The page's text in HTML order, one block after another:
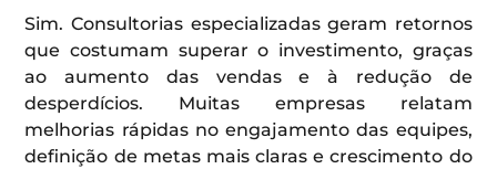
Sim. Consultorias especializadas geram retornos
que costumam superar o investimento, graças
ao aumento das vendas e à redução de
desperdícios. Muitas empresas relatam
melhorias rápidas no engajamento das equipes,
definição de metas mais claras e crescimento do